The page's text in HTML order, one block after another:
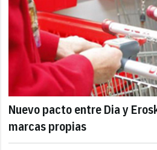
Nuevo pacto entre Dia y
marcas propias